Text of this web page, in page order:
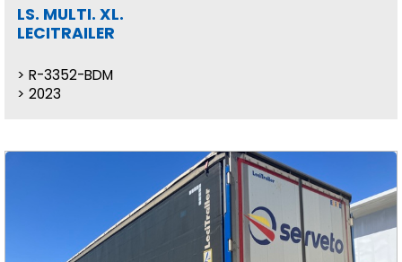
LS. MULTI. XL.
LECITRAILER
R-3352-BDM
2023